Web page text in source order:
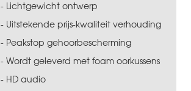
- Lichtgewicht ontwerp
- Uitstekende prijs-kwaliteit verhouding
- Peakstop gehoorbescherming
- Wordt geleverd met foam oorkussens
- HD audio